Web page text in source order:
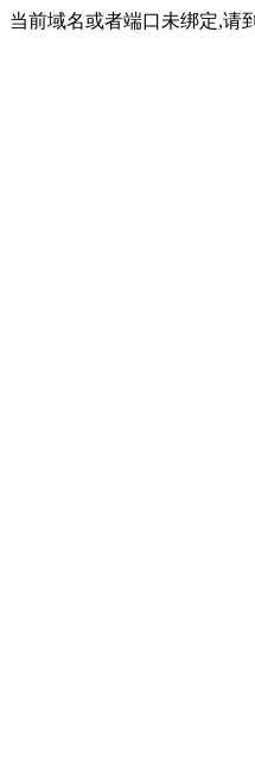
当前域名或者端口未绑定,请